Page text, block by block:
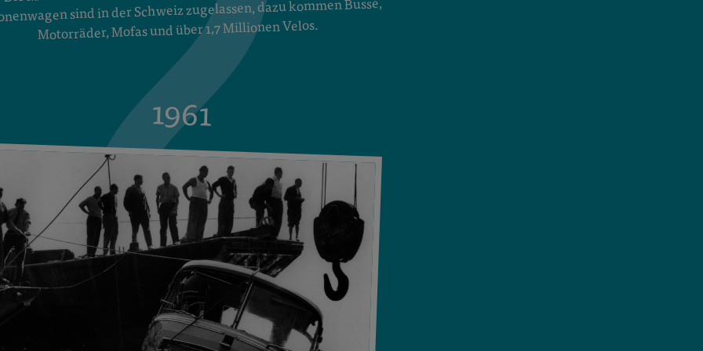
sind in der Schweiz zugelassen, dazu kommen Busse,
Motorräder, Mofas und über 1,7 Millionen Velos.
1961